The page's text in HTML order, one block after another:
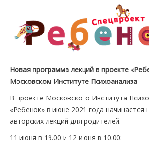
Новая программа лекций в проекте
Московском Институте Психоанализа
В проекте Московского Института
«Ребенок» в июне 2021 года начинается
авторских лекций для родителей.
11 июня в 19.00 и 12 июня в 10.00: